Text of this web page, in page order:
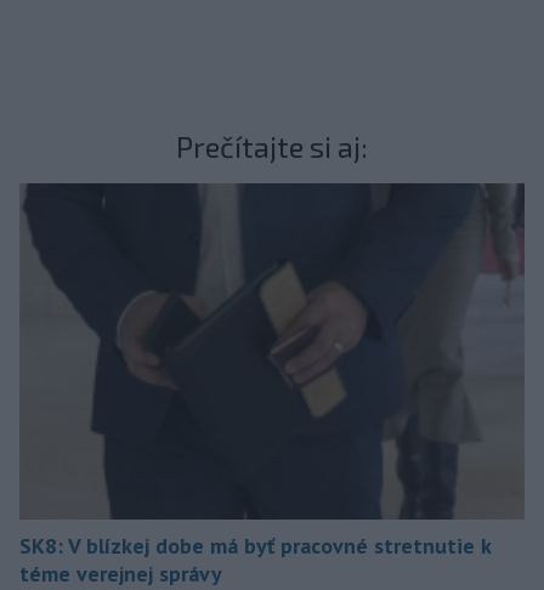
Prečítajte si aj:
SK8: V blízkej dobe má byť pracovné stretnutie k
téme verejnej správy